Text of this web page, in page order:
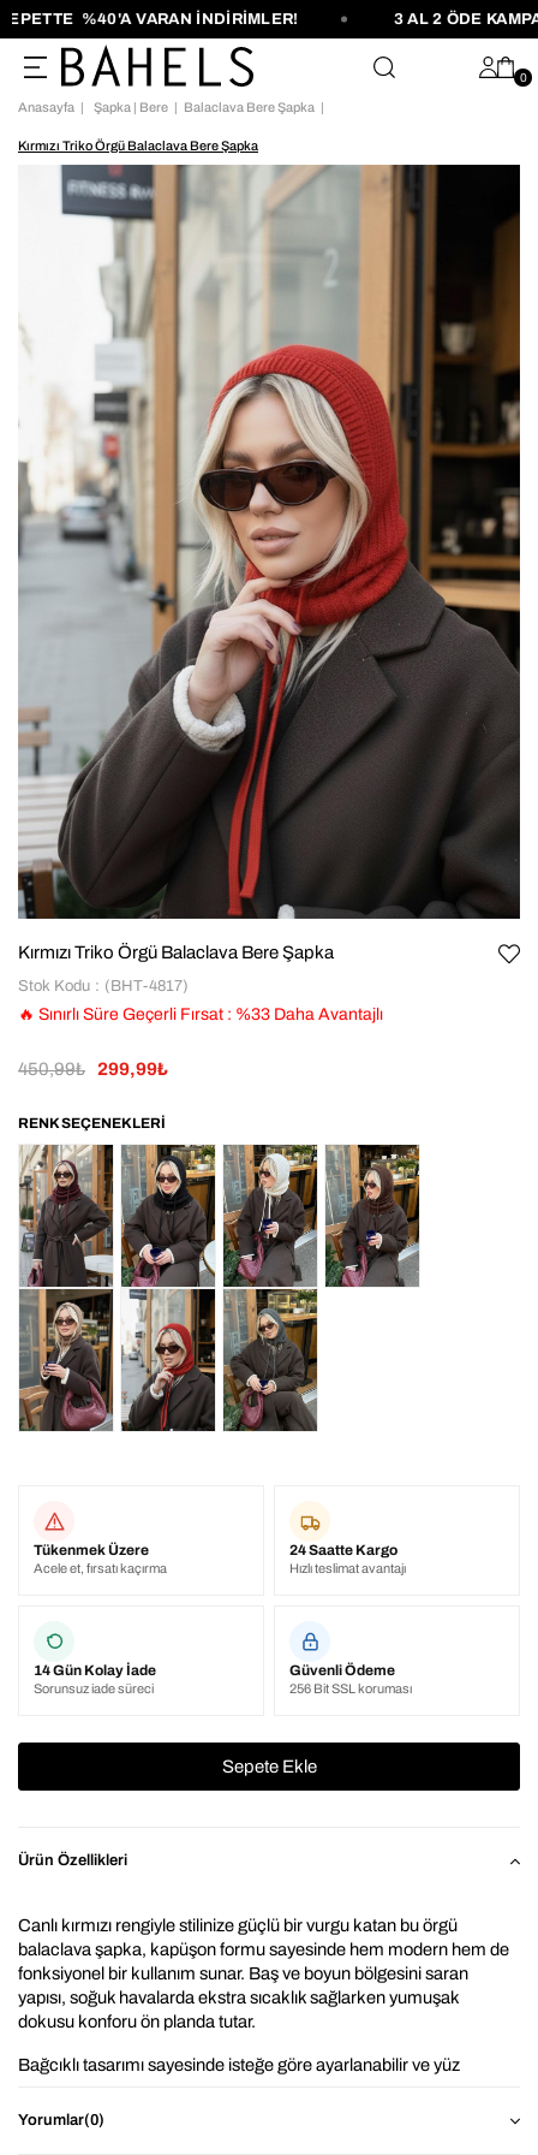
%40'A VARAN İNDİRİMLER! 3 AL 2 ÖDE
0
Anasayfa Şapka | Bere Balaclava Bere Şapka
Kırmızı Triko Örgü Balaclava Bere Şapka
Kırmızı Triko Örgü Balaclava Bere Şapka
Stok Kodu (BHT-4817)
🔥 Sınırlı Süre Geçerli Fırsat : %33 Daha Avantajlı
450,99₺ 299,99₺
Tükenmek Üzere
Acele et, fırsatı kaçırma
24 Saatte Kargo
Hızlı teslimat avantajı
14 Gün Kolay İade
Sorunsuz iade süreci
Güvenli Ödeme
256 Bit SSL koruması
Ürün Özellikleri
Canlı kırmızı rengiyle stilinize güçlü bir vurgu katan bu örgü
balaclava şapka, kapüşon formu sayesinde hem modern hem de
fonksiyonel bir kullanım sunar. Baş ve boyun bölgesini saran
yapısı, soğuk havalarda ekstra sıcaklık sağlarken yumuşak
dokusu konforu ön planda tutar.
Bağcıklı tasarımı sayesinde isteğe göre ayarlanabilir ve yüz
kahverengi, siyah ve krem tonlarıyla mükemmel uyum
Yorumlar(0)